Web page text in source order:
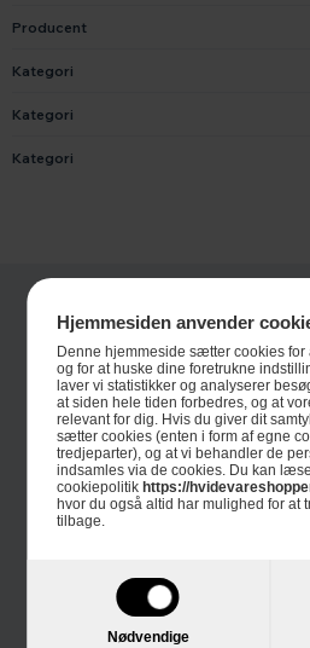
Hjemmesiden anvender
Denne hjemmeside sætter cookies for
og for at huske dine foretrukne
laver vi statistikker og analyserer
at siden hele tiden forbedres, og at
relevant for dig. Hvis du giver dit
sætter cookies (enten i form af egne
tredjeparter), og at vi behandler de
indsamles via de cookies. Du kan
cookiepolitikhttps://
hvor du også altid har mulighed for at
tilbage.
Nødvendige
Producent
Kategori
Kategori
Kategori